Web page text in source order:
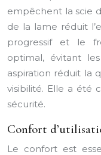
empêchent la scie
de la lame réduit
progressif et le
optimal, évitant
aspiration réduit la
visibilité. Elle a été
sécurité.
Confort
Le confort est